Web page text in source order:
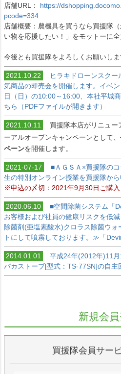
店舗URL： https://
pcode=334
店舗概要：農機具を買うなら買援隊
い物を応援したい！」をモットーに
今後とも買援隊をよろしくお願いしま
2021.10.22
ヒラキドローンスクー
気商品の即売会を開催します。イベ
日（日）の10:00～16:00、本社平城
ちら（PDFファイルが開きます）
2021.10.11
買援隊本店がリニュー
ーアルオープンキャンペーンとして、
ペーンを開催します。
2021-07-17
■ＡＧＳＡ×買援隊の
生の特別オンライン授業を買援隊か
※申込の〆切：2021年9月30日ご購
2020.06.10
■空間除菌システム「
お客様および社員の健康リスクを低
除菌剤(亜塩素酸水)クロラス除菌ウ
トにして噴霧しております。≫「
2014.01.01
平成24年(2012年)11月
パカストーブ[型式：TS-77SN]の自主
新規会
買援隊会員サー